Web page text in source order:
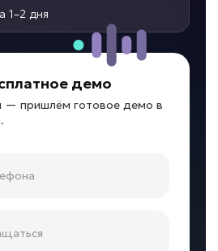
1–2 дня
демо
— пришлём готовое демо в